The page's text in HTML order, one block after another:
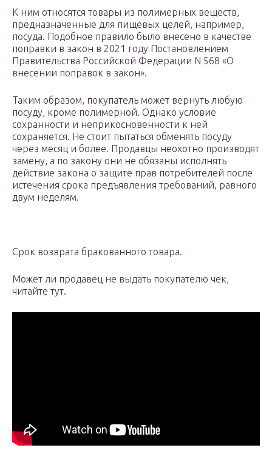
К ним относятся товары из полимерных веществ,
предназначенные для пищевых целей, например,
посуда. Подобное правило было внесено в качестве
поправки в закон в 2021 году Постановлением
Правительства Российской Федерации N 568 «О
внесении поправок в закон».
Таким образом, покупатель может вернуть любую
посуду, кроме полимерной. Однако условие
сохранности и неприкосновенности к ней
сохраняется. Не стоит пытаться обменять посуду
через месяц и более. Продавцы неохотно производят
замену, а по закону они не обязаны исполнять
действие закона о защите прав потребителей после
истечения срока предъявления требований, равного
двум неделям.
Срок возврата бракованного товара.
Может ли продавец не выдать покупателю чек,
читайте тут.